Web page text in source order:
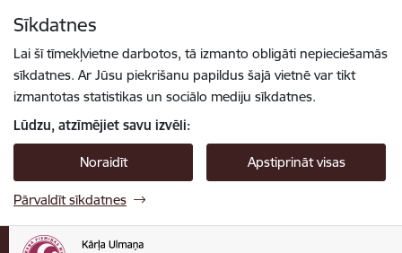
Sīkdatnes
Lai šī tīmekļvietne darbotos, tā izmanto obligāti nepieciešamās
sīkdatnes. Ar Jūsu piekrišanu papildus šajā vietnē var tikt
izmantotas statistikas un sociālo mediju sīkdatnes.
Lūdzu, atzīmējiet savu izvēli:
Noraidīt Apstiprināt visas
Pārvaldīt sīkdatnes